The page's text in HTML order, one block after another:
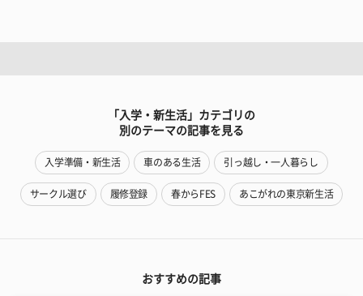
「入学・新生活」カテゴリの
別のテーマの記事を見る
入学準備・新生活 車のある生活 引っ越し・一人暮らし
サークル選び 履修登録 春からFES あこがれの東京新生活
おすすめの記事